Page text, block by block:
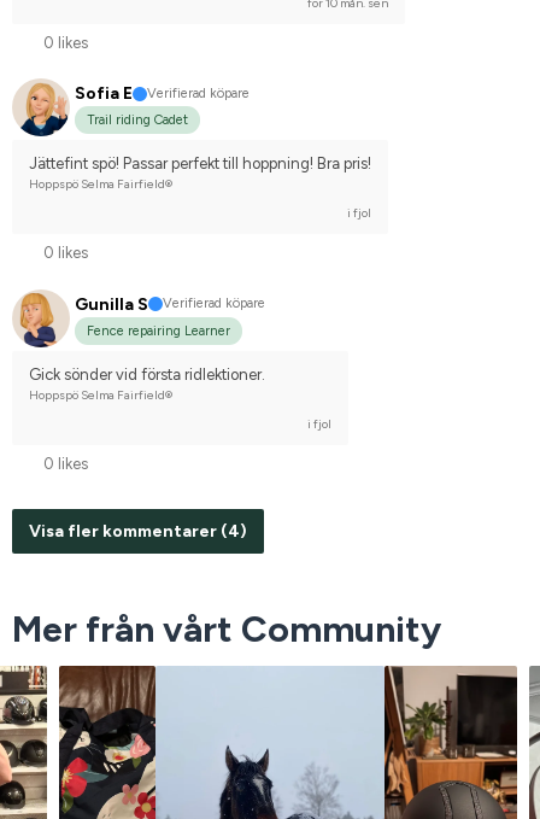
0 likes
Sofia E
Verifierad köpare
Trail riding Cadet
Jättefint spö! Passar perfekt till hoppning! Bra pris!
Hoppspö Selma Fairfield®
i fjol
0 likes
Gunilla S
Verifierad köpare
Fence repairing Learner
Gick sönder vid första ridlektioner.
Hoppspö Selma Fairfield®
i fjol
0 likes
Visa fler kommentarer (4)
Mer från vårt Community